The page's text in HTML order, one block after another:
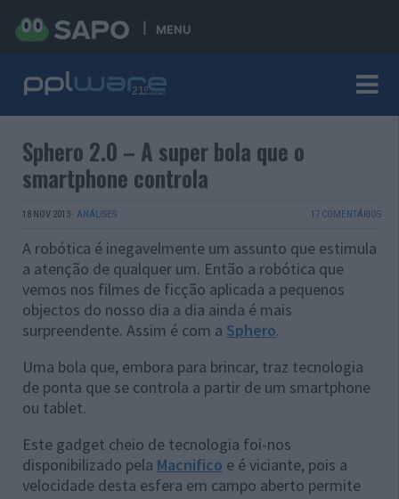
MENU
Sphero 2.0 – A super bola que o
smartphone controla
18 NOV 2013 · ANÁLISES 17 COMENTÁRIOS
A robótica é inegavelmente um assunto que estimula
a atenção de qualquer um. Então a robótica que
vemos nos filmes de ficção aplicada a pequenos
objectos do nosso dia a dia ainda é mais
surpreendente. Assim é com a Sphero.
Uma bola que, embora para brincar, traz tecnologia
de ponta que se controla a partir de um smartphone
ou tablet.
Este gadget cheio de tecnologia foi-nos
disponibilizado pela Macnifico e é viciante, pois a
velocidade desta esfera em campo aberto permite